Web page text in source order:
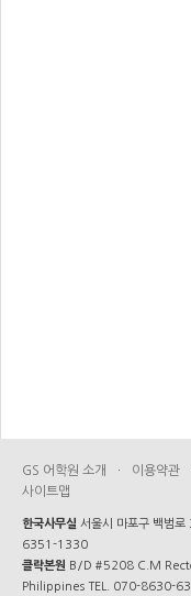
GS 어학원 소개 · 이용약관
사이트맵
한국사무실 서울시 마포구 백범
6351-1330
클락본원
B/D #5208 C.M
Philippines TEL. 070-8630-